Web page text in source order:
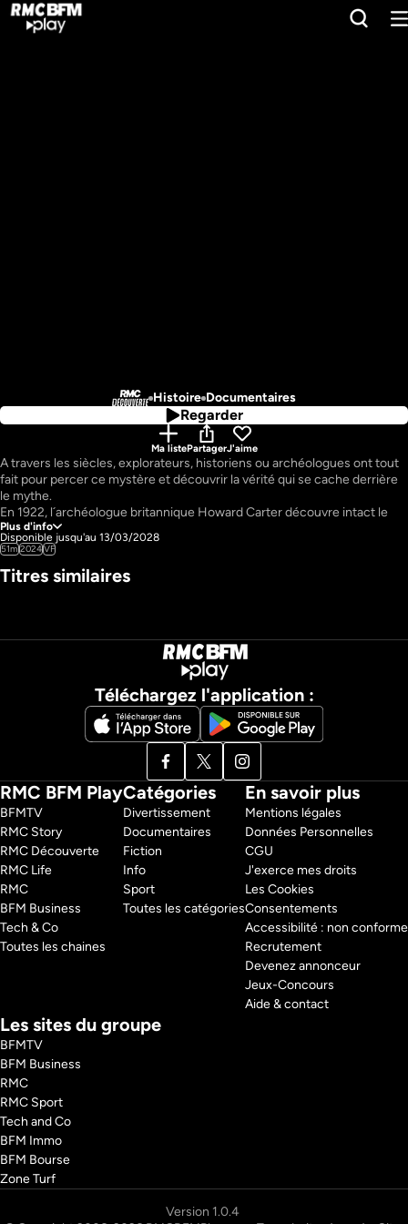
Histoire Documentaires
Regarder
Ma listePartagerJ'aime
A travers les siècles, explorateurs, historiens ou archéologues ont tout
fait pour percer ce mystère et découvrir la vérité qui se cache derrière
le mythe.
En 1922, l´archéologue britannique Howard Carter découvre intact le
tombeau du pharaon Toutânkhamon. C´est l´une des découvertes les
plus importantes du XXe siècle. S´il fascine d´abord par les trésors
étranges survenus après son ouverture qui ont fait de cet évènement
Plus d'info
Disponible jusqu'au 13/03/2028
51m2024VF
Titres similaires
Téléchargez l'application :
RMC BFM Play
BFMTV
RMC Story
RMC Découverte
RMC Life
RMC
BFM Business
Tech & Co
Toutes les chaines
Catégories
Divertissement
Documentaires
Fiction
Info
Sport
Toutes les catégories
En savoir plus
Mentions légales
Données Personnelles
CGU
J'exerce mes droits
Les Cookies
Consentements
Accessibilité : non conforme
Recrutement
Devenez annonceur
Jeux-Concours
Aide & contact
Les sites du groupe
BFMTV
BFM Business
RMC
RMC Sport
Tech and Co
BFM Immo
BFM Bourse
Zone Turf